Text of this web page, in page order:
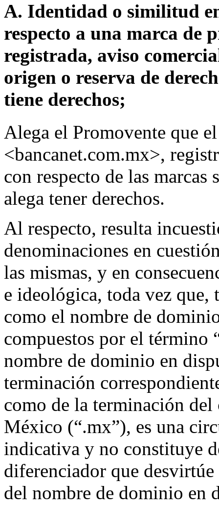
A. Identidad o similitud
respecto a una marca de
registrada, aviso
origen o reserva de
tiene derechos;
Alega el Promovente que
<bancanet.com.mx>,
con respecto de las marcas
alega tener derechos.
Al respecto, resulta
denominaciones en
las mismas, y en
e ideológica, toda vez que,
como el nombre de
compuestos por el término
nombre de dominio en
terminación
como de la terminación
México (“.mx”), es una
indicativa y no constituye
diferenciador que
del nombre de dominio en